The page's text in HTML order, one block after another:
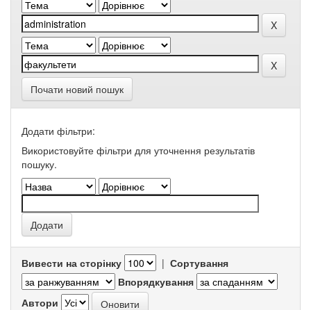
Почати новий пошук
Додати фільтри:
Використовуйте фільтри для уточнення результатів
пошуку.
Вивести на сторінку | Сортування
Впорядкування
Автори